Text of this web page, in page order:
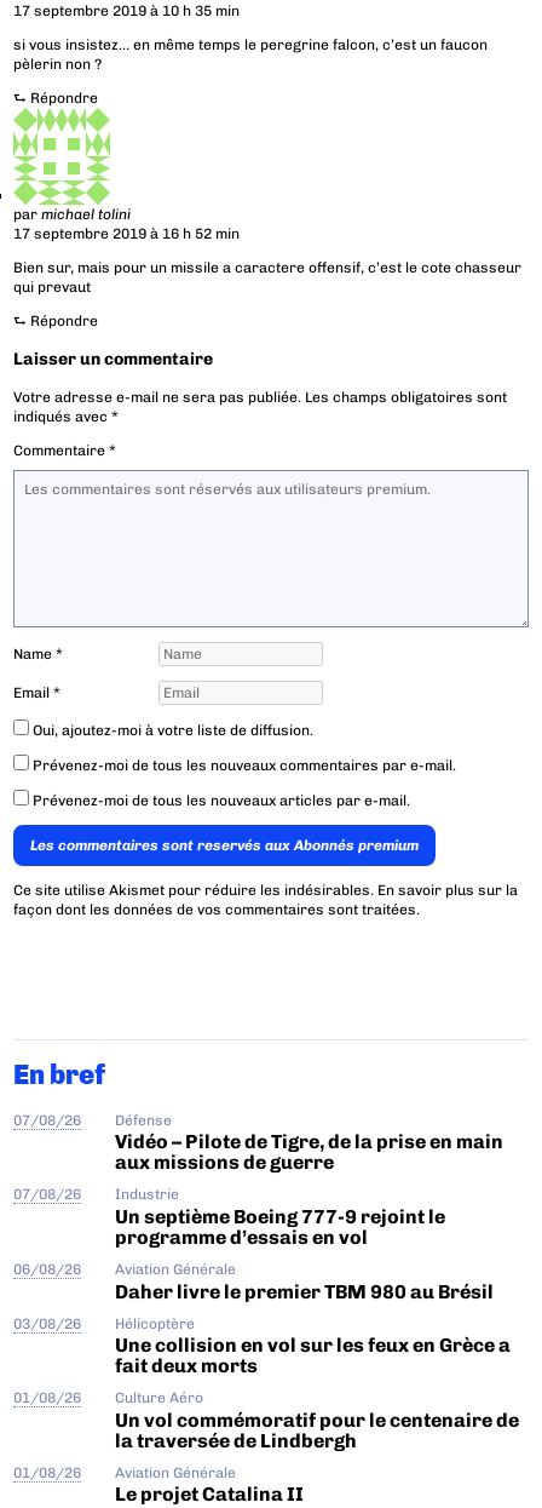
17 septembre 2019 à 10 h 35 min
si vous insistez… en même temps le peregrine falcon, c’est un faucon
pèlerin non ?
⮑ Répondre
parmichael tolini
17 septembre 2019 à 16 h 52 min
Bien sur, mais pour un missile a caractere offensif, c’est le cote chasseur
qui prevaut
⮑ Répondre
Laisser un commentaire
Votre adresse e-mail ne sera pas publiée. Les champs obligatoires sont
indiqués avec*
Commentaire*
Name*
Email*
Oui, ajoutez-moi à votre liste de diffusion.
Prévenez-moi de tous les nouveaux commentaires par e-mail.
Prévenez-moi de tous les nouveaux articles par e-mail.
Les commentaires sont reservés aux Abonnés premium
Ce site utilise Akismet pour réduire les indésirables. En savoir plus sur la
façon dont les données de vos commentaires sont traitées.
En bref
07/08/26 Défense
Vidéo – Pilote de Tigre, de la prise en main
aux missions de guerre
07/08/26 Industrie
Un septième Boeing 777-9 rejoint le
programme d’essais en vol
06/08/26 Aviation Générale
Daher livre le premier TBM 980 au Brésil
03/08/26 Hélicoptère
Une collision en vol sur les feux en Grèce a
fait deux morts
01/08/26 Culture Aéro
Un vol commémoratif pour le centenaire de
la traversée de Lindbergh
01/08/26 Aviation Générale
Le projet Catalina II